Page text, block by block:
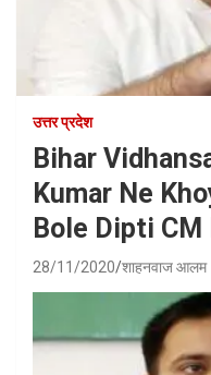
उत्तर प्रदेश
Bihar
Kumar Ne
Bole Dipti CM
28/11/2020 शाहनवाज आलम